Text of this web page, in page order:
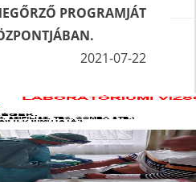
PROGRAMJÁT
2021-07-22